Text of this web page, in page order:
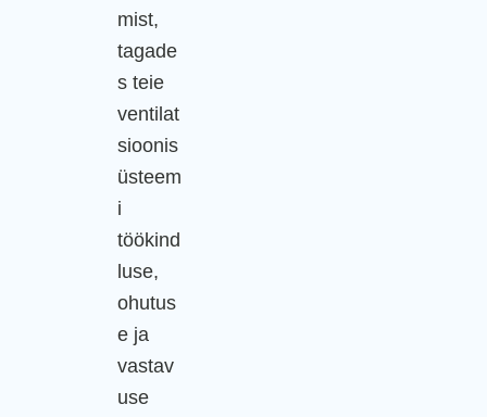
mist,
tagade
s teie
ventilat
sioonis
üsteem
i
töökind
luse,
ohutus
e ja
vastav
use